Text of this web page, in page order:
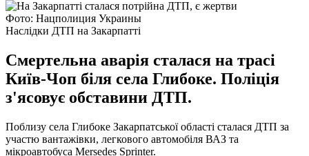
Фото: Нацполиция Украины
Наслідки ДТП на Закарпатті
Смертельна аварія сталася на трасі
Київ-Чоп біля села Глибоке. Поліція
з'ясовує обставини ДТП.
Поблизу села Глибоке Закарпатської області сталася ДТП за
участю вантажівки, легкового автомобіля ВАЗ та
мікроавтобуса Mersedes Sprinter.